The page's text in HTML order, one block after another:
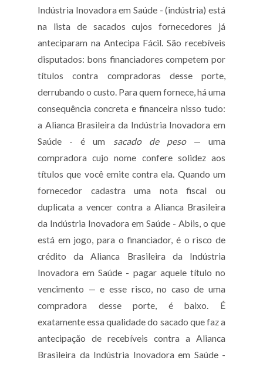
Indústria Inovadora em Saúde - (indústria) está
na lista de sacados cujos fornecedores já
anteciparam na Antecipa Fácil. São recebíveis
disputados: bons financiadores competem por
títulos contra compradoras desse porte,
derrubando o custo. Para quem fornece, há uma
consequência concreta e financeira nisso tudo:
a Alianca Brasileira da Indústria Inovadora em
Saúde - é um sacado de peso— uma
compradora cujo nome confere solidez aos
títulos que você emite contra ela. Quando um
fornecedor cadastra uma nota fiscal ou
duplicata a vencer contra a Alianca Brasileira
da Indústria Inovadora em Saúde - Abiis, o que
está em jogo, para o financiador, é o risco de
crédito da Alianca Brasileira da Indústria
Inovadora em Saúde - pagar aquele título no
vencimento — e esse risco, no caso de uma
compradora desse porte, é baixo. É
exatamente essa qualidade do sacado que faz a
antecipação de recebíveis contra a Alianca
Brasileira da Indústria Inovadora em Saúde -